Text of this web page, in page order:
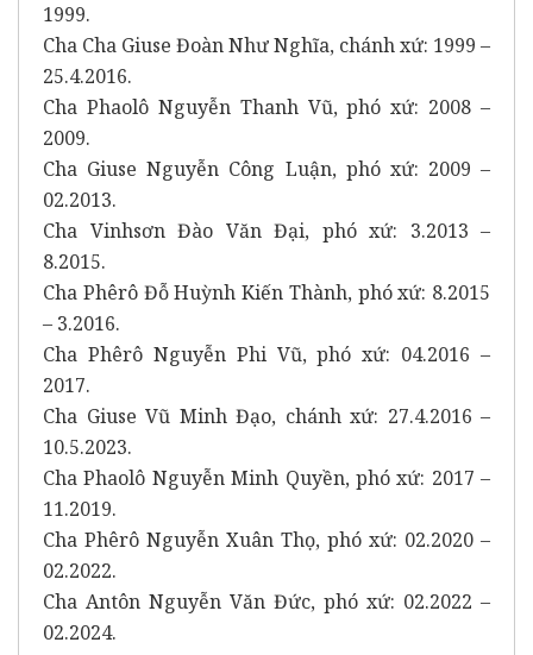
1999.
Cha Cha Giuse Đoàn Như Nghĩa, chánh xứ: 1999 –
25.4.2016.
Cha Phaolô Nguyễn Thanh Vũ, phó xứ: 2008 –
2009.
Cha Giuse Nguyễn Công Luận, phó xứ: 2009 –
02.2013.
Cha Vinhsơn Đào Văn Đại, phó xứ: 3.2013 –
8.2015.
Cha Phêrô Đỗ Huỳnh Kiến Thành, phó xứ: 8.2015
– 3.2016.
Cha Phêrô Nguyễn Phi Vũ, phó xứ: 04.2016 –
2017.
Cha Giuse Vũ Minh Đạo, chánh xứ: 27.4.2016 –
10.5.2023.
Cha Phaolô Nguyễn Minh Quyền, phó xứ: 2017 –
11.2019.
Cha Phêrô Nguyễn Xuân Thọ, phó xứ: 02.2020 –
02.2022.
Cha Antôn Nguyễn Văn Đức, phó xứ: 02.2022 –
02.2024.